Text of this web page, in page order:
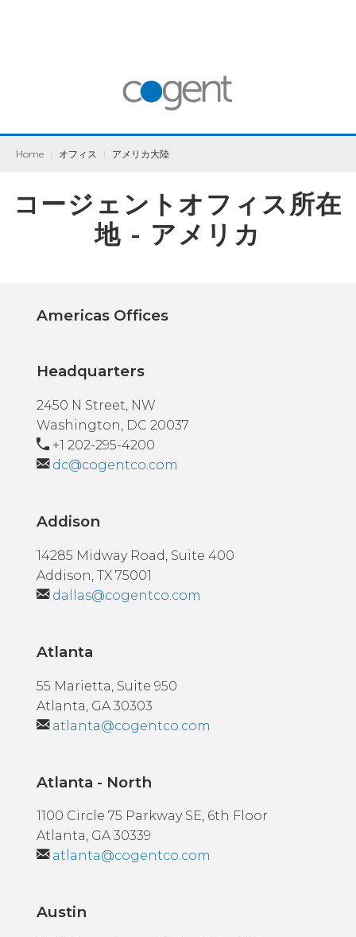
Home オフィス アメリカ大陸
コージェントオフィス所在
地 - アメリカ
Americas Offices
Headquarters
2450 N Street, NW
Washington, DC 20037
+1 202-295-4200
dc@cogentco.com
Addison
14285 Midway Road, Suite 400
Addison, TX 75001
dallas@cogentco.com
Atlanta
55 Marietta, Suite 950
Atlanta, GA 30303
atlanta@cogentco.com
Atlanta - North
1100 Circle 75 Parkway SE, 6th Floor
Atlanta, GA 30339
atlanta@cogentco.com
Austin